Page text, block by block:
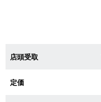
店頭受取
定価